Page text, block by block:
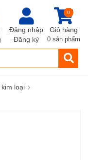
Đăng nhập
Đăng ký
Giỏ hàng
0
0 sản phẩm
loại ›